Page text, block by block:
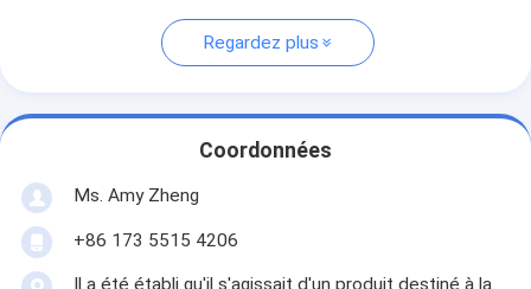
Regardez plus
Coordonnées
Ms. Amy Zheng
+86 173 5515 4206
Il a été établi qu'il s'agissait d'un produit destiné à la